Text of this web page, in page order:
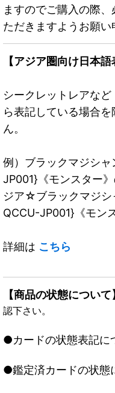
ますのでご購入の際
ただきますようお願い
【アジア圏向け日本
シークレットレアな
ら表記している場合
ん。
例）ブラックマジシ
JP001}《モンスター
ジア☆ブラックマジシ
QCCU-JP001}《モン
詳細は こちら
【商品の状態について
認下さい。
●カードの状態表記に
●鑑定済カードの状態